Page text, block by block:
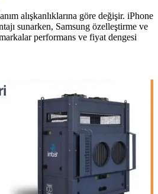
alışkanlıklarına göre değişir. iPhone
sunarken, Samsung özelleştirme ve
performans ve fiyat dengesi